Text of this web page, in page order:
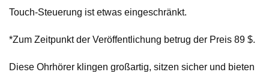
Touch-Steuerung ist etwas eingeschränkt.
*Zum Zeitpunkt der Veröffentlichung betrug der Preis 89 $.
Diese Ohrhörer klingen großartig, sitzen sicher und bieten